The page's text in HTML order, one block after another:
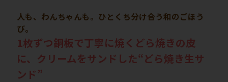
人も、わんちゃんも。ひとくち分け合う和のごほう
び。
1枚ずつ銅板で丁寧に焼くどら焼きの皮
に、クリームをサンドした“どら焼き生サ
ンド”